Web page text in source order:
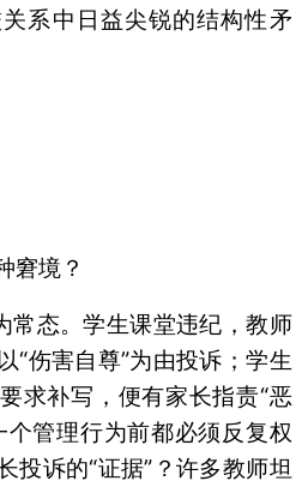
系中日益尖锐的结构性矛
窘境？
常态。学生课堂违纪，教师
“伤害自尊”为由投诉；学生
求补写，便有家长指责“恶
个管理行为前都必须反复权
投诉的“证据”？许多教师坦